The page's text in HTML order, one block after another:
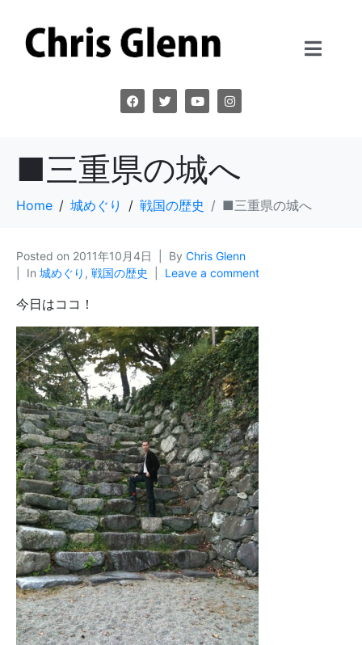
■三重県の城へ
Home 城めぐり 戦国の歴史 ■三重県の城へ
Posted on 2011年10月4日 By Chris Glenn
In 城めぐり , 戦国の歴史 Leave a comment
今日はココ！